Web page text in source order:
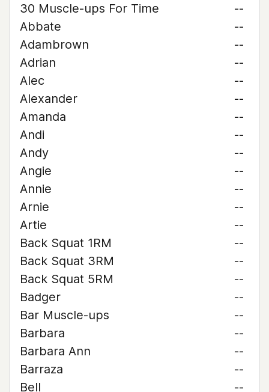
30 Muscle-ups For Time
--
Abbate
--
Adambrown
--
Adrian
--
Alec
--
Alexander
--
Amanda
--
Andi
--
Andy
--
Angie
--
Annie
--
Arnie
--
Artie
--
Back Squat 1RM
--
Back Squat 3RM
--
Back Squat 5RM
--
Badger
--
Bar Muscle-ups
--
Barbara
--
Barbara Ann
--
Barraza
--
Bell
--